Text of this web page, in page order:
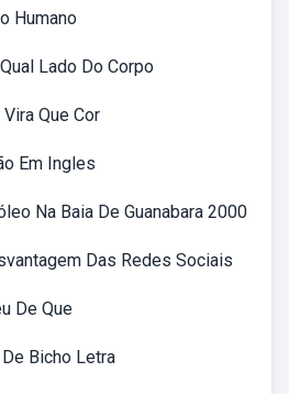
Humano
Lado Do Corpo
Que Cor
Em Ingles
Na Baia De Guanabara 2000
Das Redes Sociais
De Que
Bicho Letra